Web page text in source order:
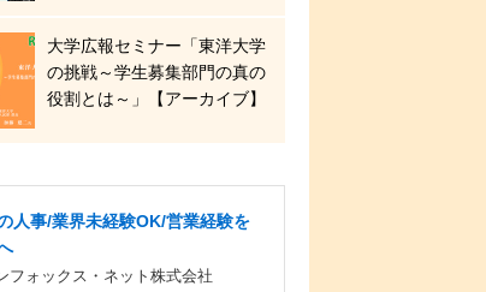
大学広報セミナー「東洋大学
の挑戦～学生募集部門の真の
役割とは～」【アーカイブ】
人事/業界未経験OK/営業経験を
フォックス・ネット株式会社